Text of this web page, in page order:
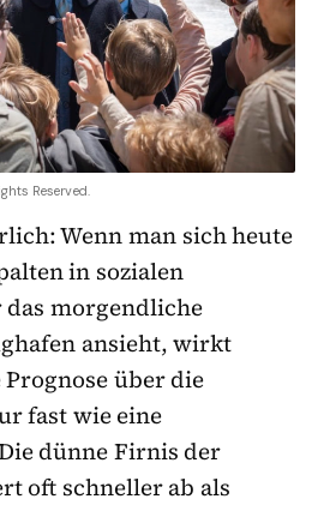
Reserved.
Wenn man sich heute
in sozialen
morgendliche
ansieht, wirkt
über die
fast wie eine
dünne Firnis der
oft schneller ab als